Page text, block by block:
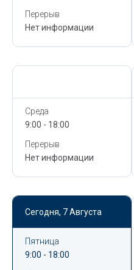
Перерыв
Нет информации
Среда
9:00 - 18:00
Перерыв
Нет информации
Сегодня, 7 Августа
Пятница
9:00 - 18:00